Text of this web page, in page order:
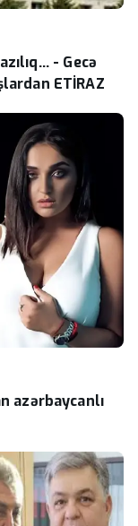
- Gecə
ETİRAZ
azərbaycanlı